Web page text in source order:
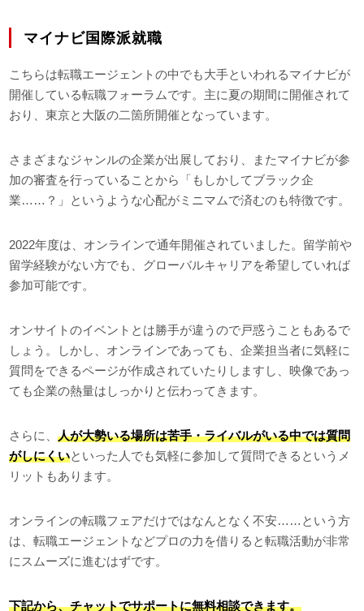
マイナビ国際派就職
こちらは転職エージェントの中でも大手といわれるマイナビが
開催している転職フォーラムです。主に夏の期間に開催されて
おり、東京と大阪の二箇所開催となっています。
さまざまなジャンルの企業が出展しており、またマイナビが参
加の審査を行っていることから「もしかしてブラック企
業……？」というような心配がミニマムで済むのも特徴です。
2022年度は、オンラインで通年開催されていました。留学前や
留学経験がない方でも、グローバルキャリアを希望していれば
参加可能です。
オンサイトのイベントとは勝手が違うので戸惑うこともあるで
しょう。しかし、オンラインであっても、企業担当者に気軽に
質問をできるページが作成されていたりしますし、映像であっ
ても企業の熱量はしっかりと伝わってきます。
さらに、人が大勢いる場所は苦手・ライバルがいる中では質問
がしにくいといった人でも気軽に参加して質問できるというメ
リットもあります。
オンラインの転職フェアだけではなんとなく不安……という方
は、転職エージェントなどプロの力を借りると転職活動が非常
にスムーズに進むはずです。
下記から、チャットでサポートに無料相談できます。